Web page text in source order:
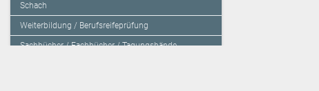
Schach
Weiterbildung / Berufsreifeprüfung
Sachbücher / Fachbücher / Tagungsbände